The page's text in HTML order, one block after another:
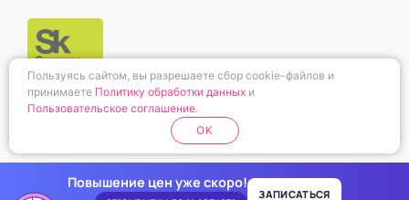
Повышение цен уже скоро!
ЗАПИСАТЬСЯ
Пользуясь сайтом, вы разрешаете сбор cookie-файлов и
принимаете Политику обработки данных и
Пользовательское соглашение.
OK